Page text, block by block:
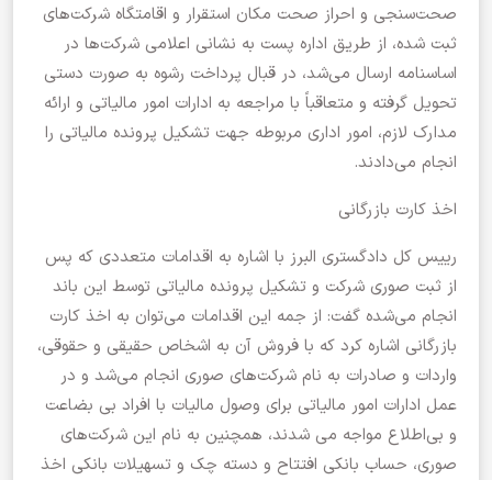
صحت‌سنجی و احراز صحت مکان استقرار و اقامتگاه شرکت‌های
ثبت شده، از طریق اداره پست به نشانی اعلامی شرکت‌ها در
اساسنامه ارسال می‌شد، در قبال پرداخت رشوه به صورت دستی
تحویل گرفته و متعاقباً با مراجعه به ادارات امور مالیاتی و ارائه
مدارک لازم، امور اداری مربوطه جهت تشکیل پرونده مالیاتی را
انجام می‌دادند.
اخذ کارت بازرگانی
رییس کل دادگستری البرز با اشاره به اقدامات متعددی که پس
از ثبت صوری شرکت و تشکیل پرونده مالیاتی توسط این باند
انجام می‌شده گفت: از جمه این اقدامات می‌توان به اخذ کارت
بازرگانی اشاره کرد که با فروش آن به اشخاص حقیقی و حقوقی،
واردات و صادرات به نام شرکت‌های صوری انجام می‌شد و در
عمل ادارات امور مالیاتی برای وصول مالیات با افراد بی بضاعت
و بی‌اطلاع مواجه می شدند، همچنین به نام این شرکت‌های
صوری، حساب بانکی افتتاح و دسته چک و تسهیلات بانکی اخذ